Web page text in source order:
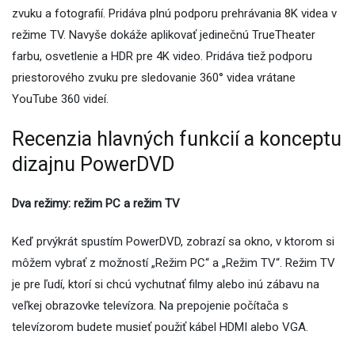
zvuku a fotografií. Pridáva plnú podporu prehrávania 8K videa v
režime TV. Navyše dokáže aplikovať jedinečnú TrueTheater
farbu, osvetlenie a HDR pre 4K video. Pridáva tiež podporu
priestorového zvuku pre sledovanie 360° videa vrátane
YouTube 360 ​​videí.
Recenzia hlavných funkcií a konceptu
dizajnu PowerDVD
Dva režimy: režim PC a režim TV
Keď prvýkrát spustím PowerDVD, zobrazí sa okno, v ktorom si
môžem vybrať z možností „Režim PC“ a „Režim TV“. Režim TV
je pre ľudí, ktorí si chcú vychutnať filmy alebo inú zábavu na
veľkej obrazovke televízora. Na prepojenie počítača s
televízorom budete musieť použiť kábel HDMI alebo VGA.